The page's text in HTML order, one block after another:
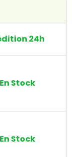
24h
En Stock
En Stock